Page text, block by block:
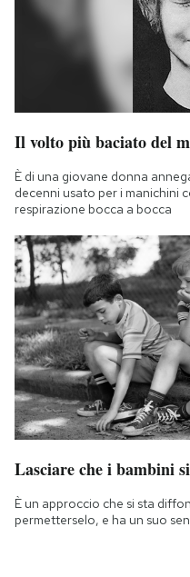
Il volto più baciato del
È di una giovane donna
decenni usato per i manichini
respirazione bocca a bocca
Lasciare che i bambini
È un approccio che si sta
permetterselo, e ha un suo